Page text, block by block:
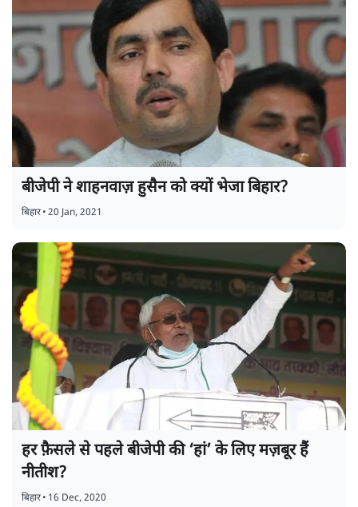
बीजेपी ने शाहनवाज़ हुसैन को क्यों भेजा बिहार?
बिहार•20 Jan, 2021
हर फ़ैसले से पहले बीजेपी की ‘हां’ के लिए मज़बूर हैं
नीतीश?
बिहार• 16 Dec, 2020